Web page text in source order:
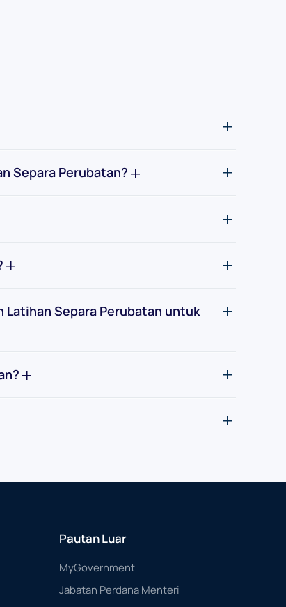
Separa Perubatan?
Latihan Separa Perubatan untuk
Pautan Luar
MyGovernment
Jabatan Perdana Menteri